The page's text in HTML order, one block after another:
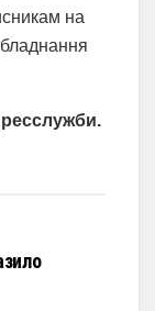
на